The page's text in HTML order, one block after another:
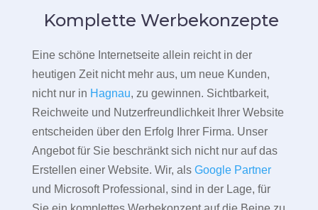
Komplette Werbekonzepte
Eine schöne Internetseite allein reicht in der
heutigen Zeit nicht mehr aus, um neue Kunden,
nicht nur in Hagnau, zu gewinnen. Sichtbarkeit,
Reichweite und Nutzerfreundlichkeit Ihrer Website
entscheiden über den Erfolg Ihrer Firma. Unser
Angebot für Sie beschränkt sich nicht nur auf das
Erstellen einer Website. Wir, als Google Partner
und Microsoft Professional, sind in der Lage, für